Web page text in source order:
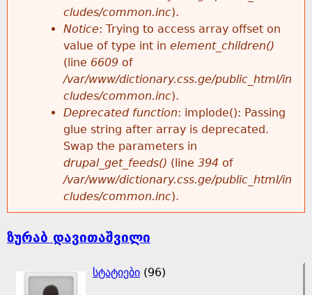
cludes/common.inc).
Notice: Trying to access array offset on
value of type int in element_children()
(line 6609 of
/var/www/dictionary.css.ge/public_html/in
cludes/common.inc).
Deprecated function: implode(): Passing
glue string after array is deprecated.
Swap the parameters in
drupal_get_feeds() (line 394 of
/var/www/dictionary.css.ge/public_html/in
cludes/common.inc).
ზურაბ დავითაშვილი
სტატიები (96)